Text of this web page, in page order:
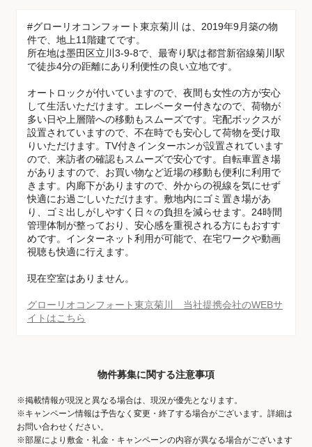
#グローリオコンフォート東京菊川 は、2019年9月築の物
件で、地上11階建てです。
所在地は墨田区立川3-9-8で、最寄り駅は都営新宿線菊川駅
で徒歩4分の距離にあり利便性の良い立地です。
オートロックが付いていますので、夜間も女性の方が安心
して生活いただけます。エレベーター付きなので、荷物が
多い日や上層階への移動もスムーズです。宅配ボックスが
設置されていますので、不在時でも安心して荷物を受け取
りいただけます。TV付きインターホンが設置されています
ので、来訪者の確認もスムーズで安心です。自転車置き場
がありますので、お買い物など近場の移動も便利に利用で
きます。内廊下がありますので、外からの視線を気にせず
快適にお過ごしいただけます。敷地内にゴミ置き場があ
り、ゴミ出しがしやすく日々の負担を減らせます。24時間
管理体制が整っており、安心感を重視される方にもおすす
めです。インターネット利用が可能で、在宅ワークや動画
視聴も快適に行えます。
現在空室はありません。
グローリオコンフォート東京菊川 当社提携会社のWEBサ
イトはこちら
物件募集に関する注意事項
※掲載情報が現況と異なる場合は、現況が優先となります。
※キャンペーン情報は予告なく変更・終了する場合がございます。詳細は
お問い合わせください。
※部屋により敷金・礼金・キャンペーンの内容が異なる場合がございます